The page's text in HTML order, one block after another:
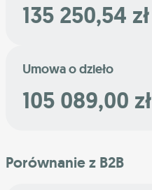
135 250,54 zł
Umowa o dzieło
105 089,00 zł
Porównanie z B2B